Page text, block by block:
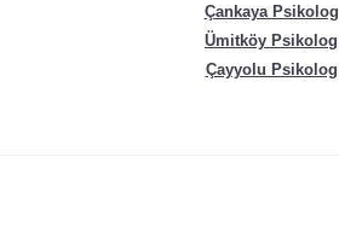
Çankaya Psikolog
Ümitköy Psikolog
Çayyolu Psikolog